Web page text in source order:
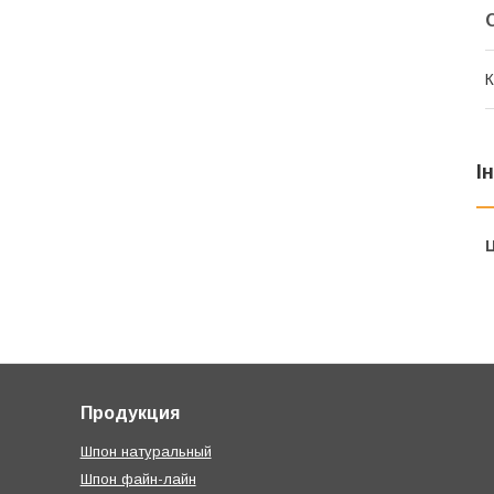
Продукция
Шпон натуральный
Шпон файн-лайн